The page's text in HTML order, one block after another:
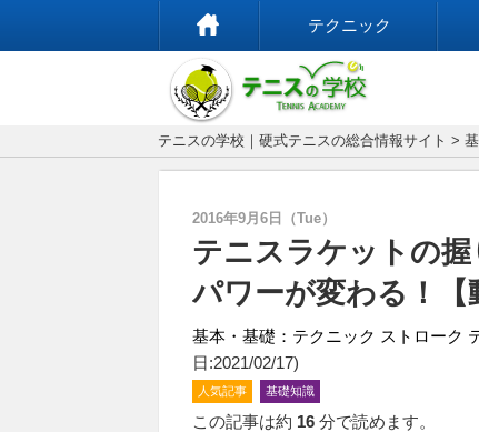
テクニック
テニスの学校｜硬式テニスの総合情報サイト >
2016年9月6日（Tue）
テニスラケットの
パワーが変わる！【
基本・基礎：テクニック ストローク
日:2021/02/17)
人気記事 基礎知識
この記事は約 16 分で読めます。